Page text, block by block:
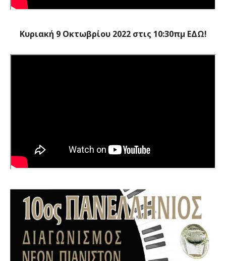
Κυριακή 9 Οκτωβρίου 2022 στις 10:30πμ ΕΔΩ!